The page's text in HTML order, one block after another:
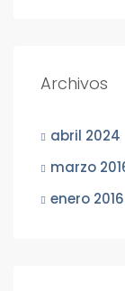
Archivos
abril 2024
marzo
enero 2016